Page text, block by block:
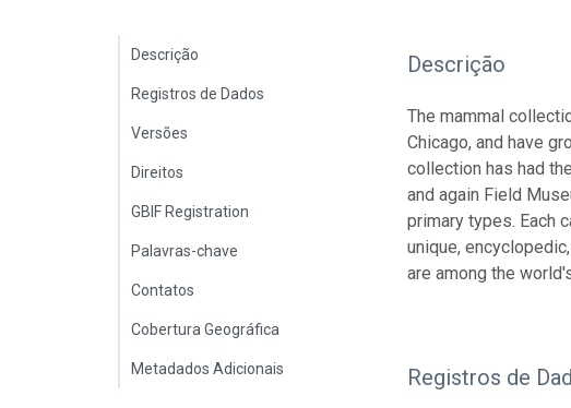
Descrição
Registros de Dados
Versões
Direitos
GBIF Registration
Palavras-chave
Contatos
Cobertura Geográfica
Metadados Adicionais
Descrição
The mammal
Chicago, and have
collection has had
and again Field
primary types. Each
unique,
are among the
Registros de